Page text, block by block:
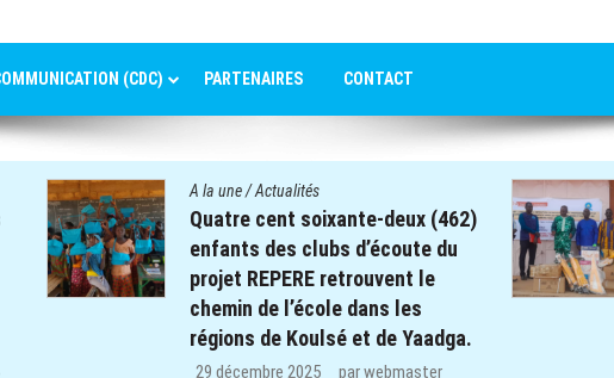
(CDC) PARTENAIRES CONTACT
A la une/Actualités
Le Centre Diocésain de
Communication manifeste sa
solidarité dans le monde éducatif
de la Province du Yatenga : 100
kits de préparation de cours
offerts aux enseignants des trois